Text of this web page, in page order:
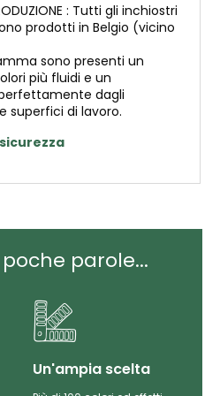
: Tutti gli inchiostri
prodotti in Belgio (vicino
sono presenti un
più fluidi e un
dagli
superfici di lavoro.
parole...
Un'ampia scelta